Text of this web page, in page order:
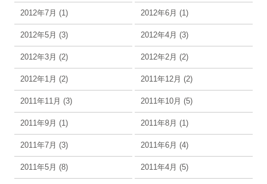
2012年7月 (1) 2012年6月 (1)
2012年5月 (3) 2012年4月 (3)
2012年3月 (2) 2012年2月 (2)
2012年1月 (2) 2011年12月 (2)
2011年11月 (3) 2011年10月 (5)
2011年9月 (1) 2011年8月 (1)
2011年7月 (3) 2011年6月 (4)
2011年5月 (8) 2011年4月 (5)